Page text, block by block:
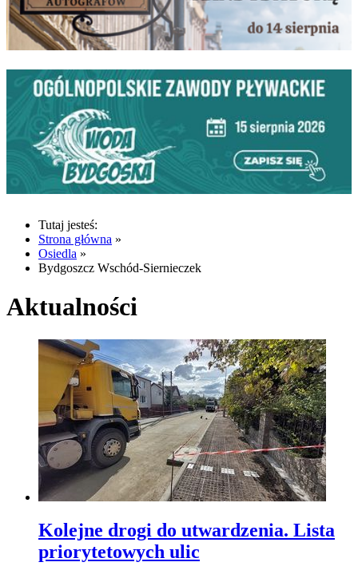
Tutaj jesteś:
Strona główna »
Osiedla »
Bydgoszcz Wschód-Siernieczek
Aktualności
Kolejne drogi do utwardzenia. Lista
priorytetowych ulic